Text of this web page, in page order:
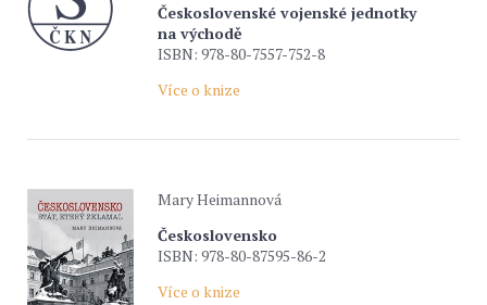
Československé vojenské jednotky
na východě
ISBN: 978-80-7557-752-8
Více o knize
Mary Heimannová
Československo
ISBN: 978-80-87595-86-2
Více o knize